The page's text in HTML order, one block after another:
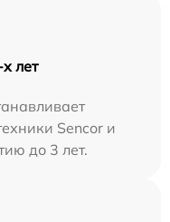
лет
Sencor и
до 3 лет.